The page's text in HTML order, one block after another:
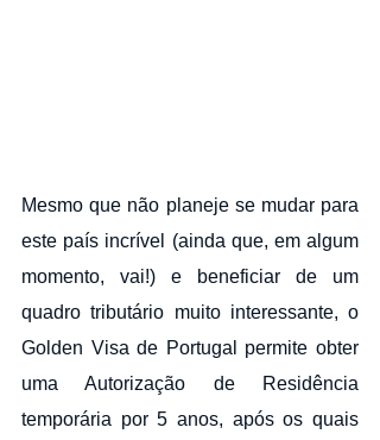
Mesmo que não planeje se mudar para
este país incrível (ainda que, em algum
momento, vai!) e beneficiar de um
quadro tributário muito interessante, o
Golden Visa de Portugal permite obter
uma Autorização de Residência
temporária por 5 anos, após os quais